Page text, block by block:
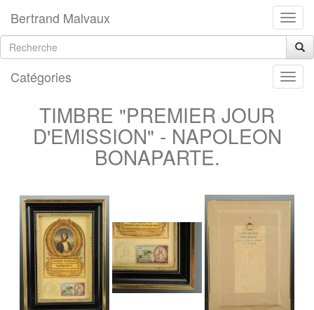
Bertrand Malvaux
Catégories
TIMBRE "PREMIER JOUR
D'EMISSION" - NAPOLEON
BONAPARTE.